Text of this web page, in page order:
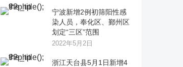
宁波新增2例初筛阳性感
染人员，奉化区、鄞州区
划定“三区”范围
2022年5月2日
浙江天台县5月1日新增4